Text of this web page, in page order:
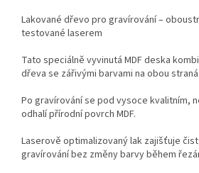
Lakované dřevo pro gravírování –
testované laserem
Tato speciálně vyvinutá MDF deska
dřeva se zářivými barvami na obou
Po gravírování se pod vysoce kvalitním,
odhalí přírodní povrch MDF.
Laserově optimalizovaný lak zajišťuje
gravírování bez změny barvy během